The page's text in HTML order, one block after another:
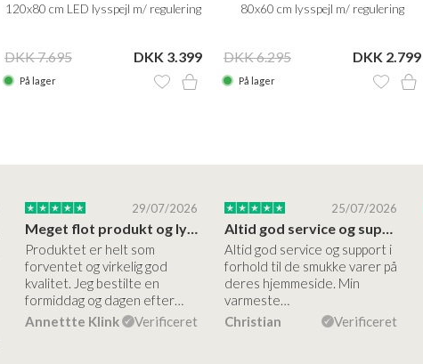
120x80 cm LED lysspejl m/ regulering
DKK 7.695 DKK 3.399
På lager
80x60 cm lysspejl m/ regulering
DKK 6.295 DKK 2.799
På lager
29/07/2026
Meget flot produkt og lynhurtigt levering
Produktet er helt som
forventet og virkelig god
kvalitet. Jeg bestilte en
formiddag og dagen efter…
Annettte Klink
Verificeret
25/07/2026
Altid god service og support i
forhold til de smukke varer på
deres hjemmeside. Min
varmeste…
Christian
Verificeret